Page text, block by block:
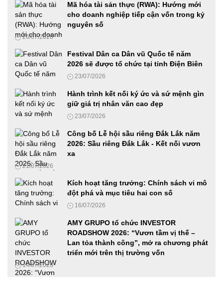
Từ “Con đường tương lai” đến mô hình kinh tế mới trong thời
đại AI
Diễn đàn Phát triển Nhiên liệu sinh học 2026: Từ chủ trương
của Đảng đến hành động Quốc gia
18/06/2026
VIMEXPO 2026 và Vietnam AutoExpo 2026: Cầu nối hiệu
quả cho các doanh nghiệp trong ngành Ô tô, xe máy và
Công nghiệp hỗ trợ
12/06/2026
Ứng dụng công nghệ số, AI và mã hóa tài sản thực trong
phát triển doanh nghiệp Việt Nam
27/05/2026
Phát động cuộc thi Samsung solve for tomorrow 2026 tại khu
vực phía Nam, hoàn thành chuỗi roadshow ba miền
19/05/2026
Mã hóa tài sản thực (RWA): Hướng mới
cho doanh nghiệp tiếp cận vốn trong kỷ
nguyên số
26/07/2026
Festival Dân ca Dân vũ Quốc tế năm
2026 sẽ được tổ chức tại tỉnh Điện Biên
23/07/2026
Hành trình kết nối ký ức và sứ mệnh gìn
giữ giá trị nhân văn cao đẹp
23/07/2026
Công bố Lễ hội sầu riêng Đắk Lắk năm
2026: Sầu riêng Đắk Lắk - Kết nối vươn
xa
21/07/2026
Kích hoạt tăng trưởng: Chính sách vi mô
đột phá và mục tiêu hai con số
16/07/2026
AMY GRUPO tổ chức INVESTOR
ROADSHOW 2026: “Vươn tầm vị thế –
Lan tỏa thành công”, mở ra chương phát
triển mới trên thị trường vốn
14/07/2026